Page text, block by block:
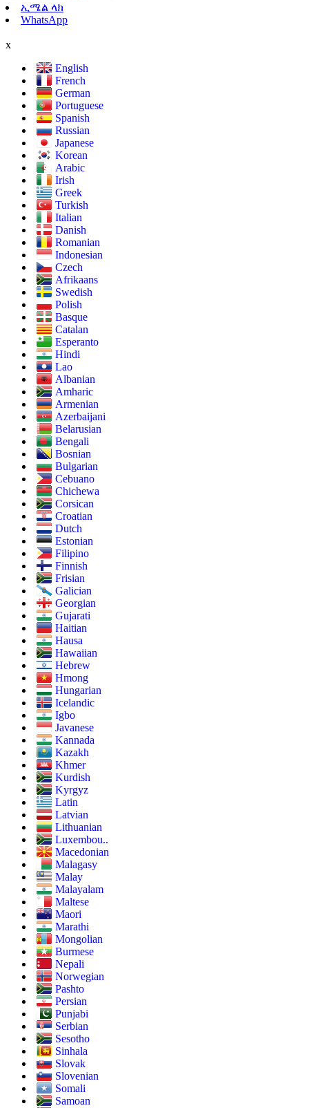
ኢሜል ላክ
WhatsApp
x
English
French
German
Portuguese
Spanish
Russian
Japanese
Korean
Arabic
Irish
Greek
Turkish
Italian
Danish
Romanian
Indonesian
Czech
Afrikaans
Swedish
Polish
Basque
Catalan
Esperanto
Hindi
Lao
Albanian
Amharic
Armenian
Azerbaijani
Belarusian
Bengali
Bosnian
Bulgarian
Cebuano
Chichewa
Corsican
Croatian
Dutch
Estonian
Filipino
Finnish
Frisian
Galician
Georgian
Gujarati
Haitian
Hausa
Hawaiian
Hebrew
Hmong
Hungarian
Icelandic
Igbo
Javanese
Kannada
Kazakh
Khmer
Kurdish
Kyrgyz
Latin
Latvian
Lithuanian
Luxembou..
Macedonian
Malagasy
Malay
Malayalam
Maltese
Maori
Marathi
Mongolian
Burmese
Nepali
Norwegian
Pashto
Persian
Punjabi
Serbian
Sesotho
Sinhala
Slovak
Slovenian
Somali
Samoan